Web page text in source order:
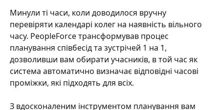
Минули ті часи, коли доводилося вручну
перевіряти календарі колег на наявність вільного
часу. PeopleForce трансформував процес
планування співбесід та зустрічей 1 на 1,
дозволивши вам обирати учасників, в той час як
система автоматично визначає відповідні часові
проміжки, які підходять для всіх.
З вдосконаленим інструментом планування вам